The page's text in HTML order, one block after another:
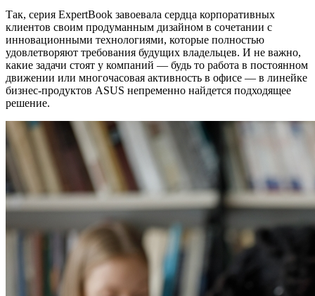
Так, серия ExpertBook завоевала сердца корпоративных
клиентов своим продуманным дизайном в сочетании с
инновационными технологиями, которые полностью
удовлетворяют требования будущих владельцев. И не важно,
какие задачи стоят у компаний — будь то работа в постоянном
движении или многочасовая активность в офисе — в линейке
бизнес-продуктов ASUS непременно найдется подходящее
решение.